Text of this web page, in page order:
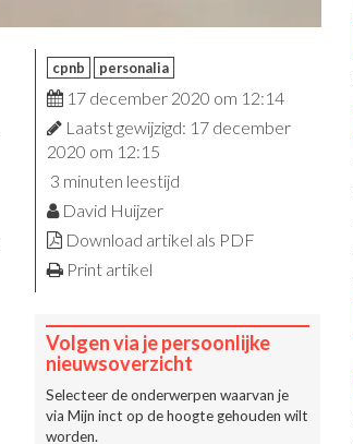
cpnb personalia
17 december 2020 om 12:14
Laatst gewijzigd: 17 december
2020 om 12:15
3 minuten leestijd
David Huijzer
Download artikel als PDF
Print artikel
Volgen via je persoonlijke
nieuwsoverzicht
Selecteer de onderwerpen waarvan je
via Mijn inct op de hoogte gehouden wilt
worden.